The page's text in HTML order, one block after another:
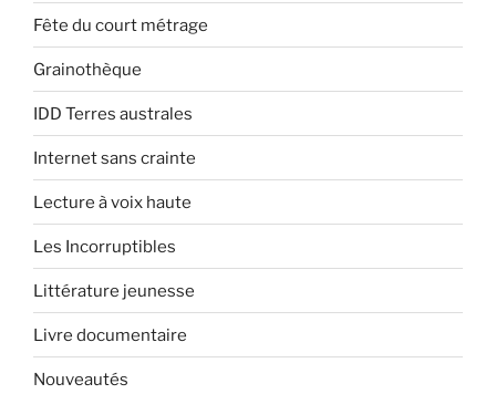
Fête du court métrage
Grainothèque
IDD Terres australes
Internet sans crainte
Lecture à voix haute
Les Incorruptibles
Littérature jeunesse
Livre documentaire
Nouveautés